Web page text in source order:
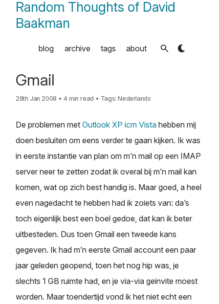
Random Thoughts of David
Baakman
blog archive tags about
Gmail
28th Jan 2008 • 4 min read • Tags:Nederlands
De problemen met Outlook XP icm Vista hebben mij
doen besluiten om eens verder te gaan kijken. Ik was
in eerste instantie van plan om m’n mail op een IMAP
server neer te zetten zodat ik overal bij m’n mail kan
komen, wat op zich best handig is. Maar goed, a heel
even nagedacht te hebben had ik zoiets van: da’s
toch eigenlijk best een boel gedoe, dat kan ik beter
uitbesteden. Dus toen Gmail een tweede kans
gegeven. Ik had m’n eerste Gmail account een paar
jaar geleden geopend, toen het nog hip was, je
slechts 1 GB ruimte had, en je via-via geinvite moest
worden. Maar toendertijd vond ik het niet echt een